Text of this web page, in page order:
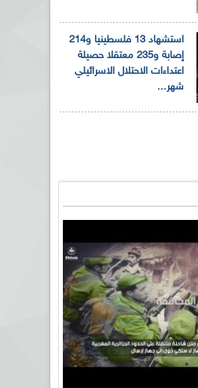
استشهاد 13 فلسطينيا و214
إصابة و235 معتقلا حصيلة
اعتداءات الاحتلال الاسرائيلي
شهر...